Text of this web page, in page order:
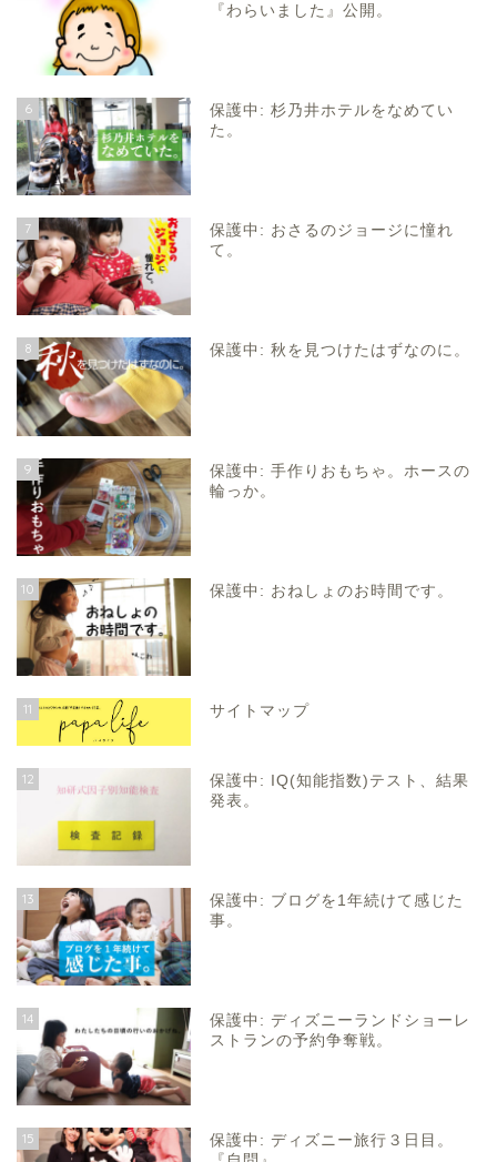
『わらいました』公開。
6
保護中: 杉乃井ホテルをなめてい
た。
7
保護中: おさるのジョージに憧れ
て。
8 保護中: 秋を見つけたはずなのに。
9
保護中: 手作りおもちゃ。ホースの
輪っか。
10 保護中: おねしょのお時間です。
11 サイトマップ
12
保護中: IQ(知能指数)テスト、結果
発表。
13
保護中: ブログを1年続けて感じた
事。
14
保護中: ディズニーランドショーレ
ストランの予約争奪戦。
15
保護中: ディズニー旅行３日目。